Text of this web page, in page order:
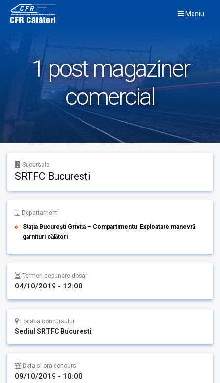
content
Meniu
1 post magaziner
comercial
Sucursala
SRTFC Bucuresti
Departament
Stația București Grivița – Compartimentul Exploatare manevră
garnituri călători
Termen depunere dosar
04/10/2019 - 12:00
Locatia concursului
Sediul SRTFC Bucuresti
Data si ora concurs
09/10/2019 - 10:00